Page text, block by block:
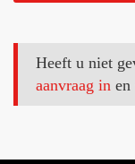
Heeft u niet
aanvraag in en